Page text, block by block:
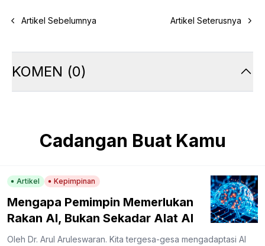
Artikel Sebelumnya Artikel Seterusnya
KOMEN (0)
Cadangan Buat Kamu
Artikel Kepimpinan
Mengapa Pemimpin Memerlukan
Rakan AI, Bukan Sekadar Alat AI
Oleh Dr. Arul Aruleswaran. Kita tergesa-gesa mengadaptasi AI